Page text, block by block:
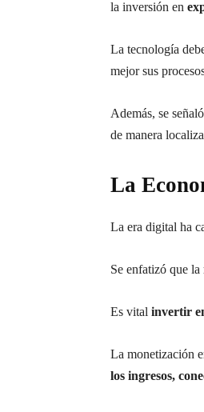
la inversión en
La tecnología
mejor sus
Además, se
de manera
La
La era digital ha
Se enfatizó que la
Es vital invertir
La monetización
los ingresos,